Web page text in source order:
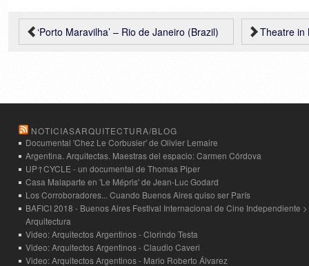
Theatre in
‘Porto Maravilha’ – Rio de Janeiro (Brazil)
NOTICIASARQUITECTURA/BLOG
Documental 'Chez Le Corbusier' de Olivier Lemaire
Argentina. Arquitectas. Maestras del espacio: Carmen Córdova
UP↑CYCLE - un documental de Thomas Piper
Casa Malaparte en 'Le Mépris' de Jean-Luc Godard
Los Corroboradores... Cuando Buenos Aires quiso ser París
BAFICI 2018 - Buenos Aires Festival Internacional de Cine Independiente
Arquitectura
Video: Arquitectos Argentinos - Clorindo Testa
Video: Arquitectos Argentinos - Claudio Caveri
Video: Arquitectos Argentinos - Mario Roberto Álvarez